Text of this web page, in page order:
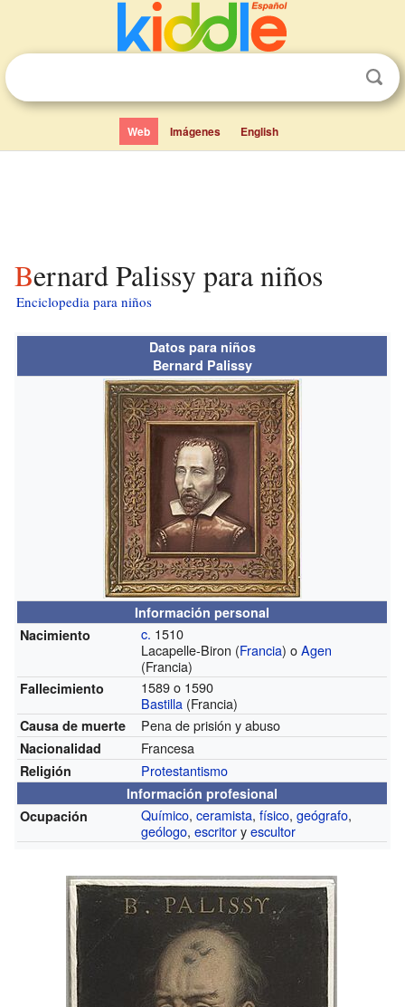
Web Imágenes English
Bernard Palissy para niños
Enciclopedia para niños
Datos para niños
Bernard Palissy
Información personal
Nacimiento
c. 1510
Lacapelle-Biron (Francia) oAgen
(Francia)
Fallecimiento
1589 o 1590
Bastilla (Francia)
Causa de muerte Pena de prisión y abuso
Nacionalidad Francesa
Religión Protestantismo
Información profesional
Ocupación
Químico,ceramista,físico,geógrafo,
geólogo,escritoryescultor